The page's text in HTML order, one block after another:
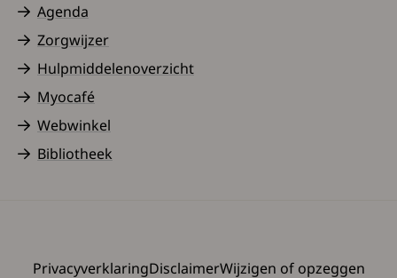
Agenda
Zorgwijzer
Hulpmiddelenoverzicht
Myocafé
Webwinkel
Bibliotheek
PrivacyverklaringDisclaimerWijzigen of opzeggen